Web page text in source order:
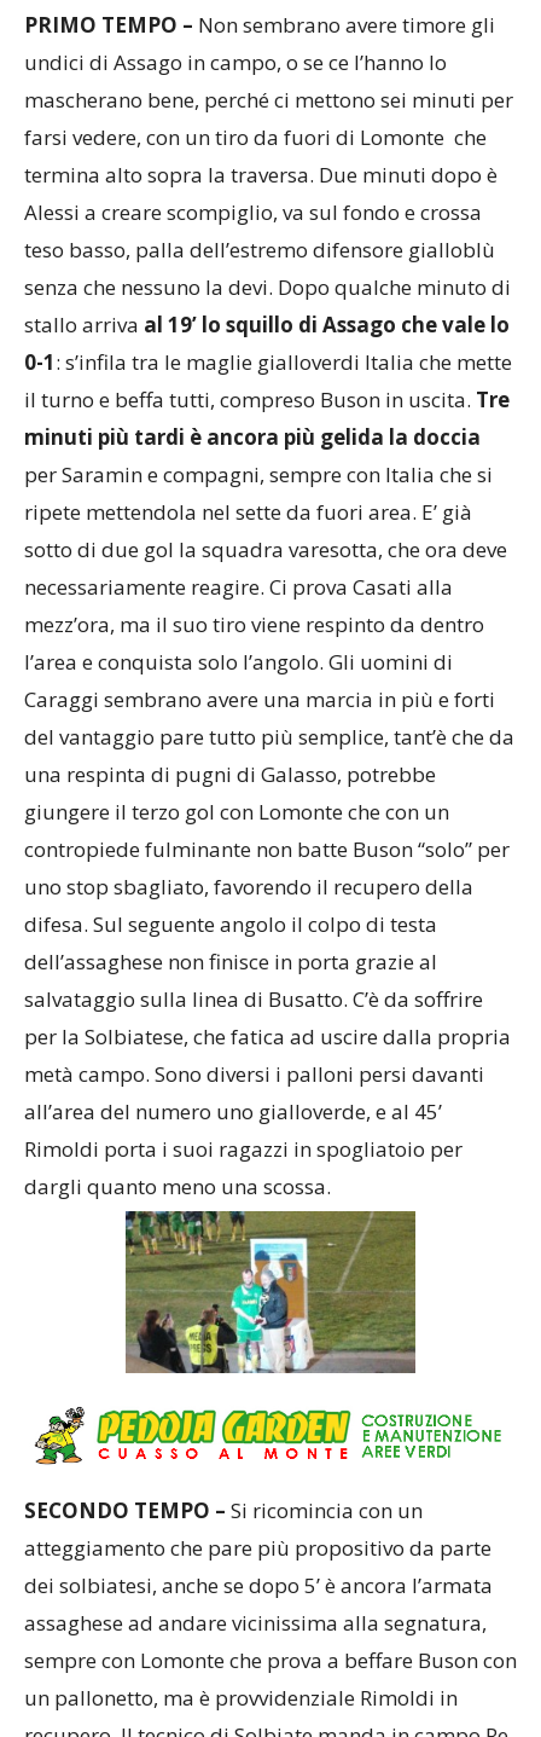
Non sembrano avere timore gli
undici di Assago in campo, o se ce l’hanno lo
mascherano bene, perché ci mettono sei minuti per
termina alto sopra la traversa. Due minuti dopo è
Alessi a creare scompiglio, va sul fondo e crossa
teso basso, palla dell’estremo difensore gialloblù
senza che nessuno la devi. Dopo qualche minuto di
al 19’ lo squillo di Assago che vale lo
: s’infila tra le maglie gialloverdi Italia che mette
il turno e beffa tutti, compreso Buson in uscita.
minuti più tardi è ancora più gelida la doccia
per Saramin e compagni, sempre con Italia che si
ripete mettendola nel sette da fuori area. E’ già
sotto di due gol la squadra varesotta, che ora deve
necessariamente reagire. Ci prova Casati alla
mezz’ora, ma il suo tiro viene respinto da dentro
l’area e conquista solo l’angolo. Gli uomini di
Caraggi sembrano avere una marcia in più e forti
del vantaggio pare tutto più semplice, tant’è che da
una respinta di pugni di Galasso, potrebbe
giungere il terzo gol con Lomonte che con un
contropiede fulminante non batte Buson “solo” per
uno stop sbagliato, favorendo il recupero della
difesa. Sul seguente angolo il colpo di testa
dell’assaghese non finisce in porta grazie al
salvataggio sulla linea di Busatto. C’è da soffrire
per la Solbiatese, che fatica ad uscire dalla propria
metà campo. Sono diversi i palloni persi davanti
all’area del numero uno gialloverde, e al 45’
Rimoldi porta i suoi ragazzi in spogliatoio per
dargli quanto meno una scossa.
SECONDO TEMPO –Si ricomincia con un
atteggiamento che pare più propositivo da parte
dei solbiatesi, anche se dopo 5’ è ancora l’armata
assaghese ad andare vicinissima alla segnatura,
sempre con Lomonte che prova a beffare Buson con